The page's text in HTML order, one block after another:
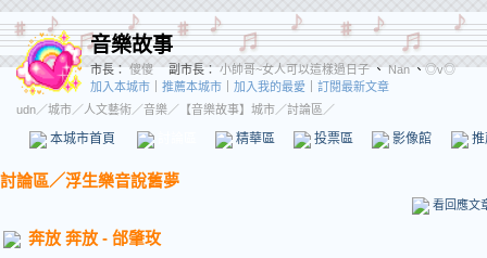
音樂故事
市長： 傻傻 副市長： 小帥哥~女人可以這樣過日子、 Nan、◎v◎
加入本城市
推薦本城市 加入我的最愛
訂閱最新文章
udn／城市／人文藝術／音樂／ 【音樂故事】城市／討論區／
本城市首頁 精華區 投票區 影像館
討論區／浮生樂音說舊夢
看回應文
奔放 奔放 - 邰肇玫